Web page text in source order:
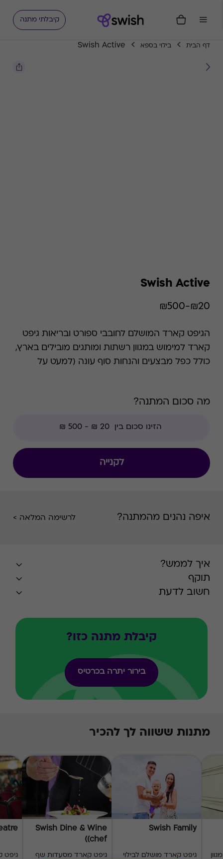
קיבלתי מתנה
דף הבית בילוי בספא Swish Active
Swish Active
₪20-₪500
הגיפט קארד המושלם לחובבי ספורט ובריאות גיפט
קארד למימוש במגוון רשתות ומותגים מובילים בארץ,
כולל כפל מבצעים והנחות סוף עונה (למעט על
הכרטיס כולל כפל מבצעים והנחות למעט: חנויות
של בית העסק.
מה סכום המתנה?
לקנייה
איפה נהנים מהמתנה? לרשימה המלאה >
איך לממש?
תוקף
חשוב לדעת
קיבלת מתנה כזו?
בירור יתרה בכרטיס
מתנות ששווה לך להכיר
Swish Family
גיפט קארד מושלם לבילוי
Swish Dine & Wine
(chef)
גיפט קארד מסעדות שף